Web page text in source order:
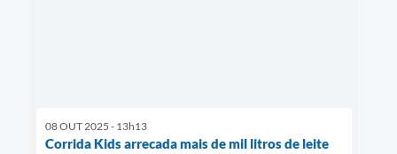
08 OUT 2025 - 13h13
Corrida Kids arrecada mais de mil litros de leite